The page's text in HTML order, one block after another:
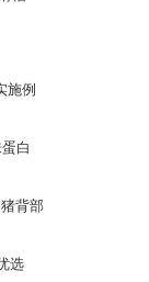
施例
白
背部
选